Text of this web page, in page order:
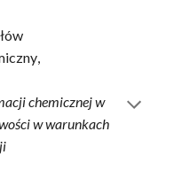
,
chemicznej w
w warunkach